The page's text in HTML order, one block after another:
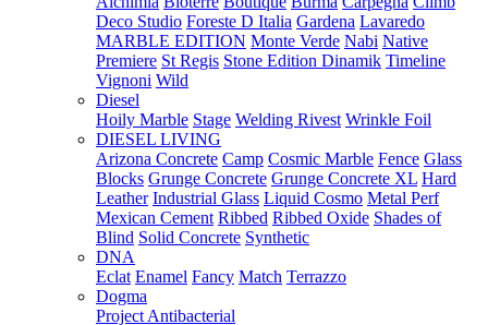
Deco Studio Foreste D Italia Gardena Lavaredo
MARBLE EDITION Monte Verde Nabi Native
Premiere St Regis Stone Edition Dinamik Timeline
Vignoni Wild
Diesel
Hoily Marble Stage Welding Rivest Wrinkle Foil
DIESEL LIVING
Arizona Concrete Camp Cosmic Marble Fence Glass
Blocks Grunge Concrete Grunge Concrete XL Hard
Leather Industrial Glass Liquid Cosmo Metal Perf
Mexican Cement Ribbed Ribbed Oxide Shades of
Blind Solid Concrete Synthetic
DNA
Eclat Enamel Fancy Match Terrazzo
Dogma
Project Antibacterial